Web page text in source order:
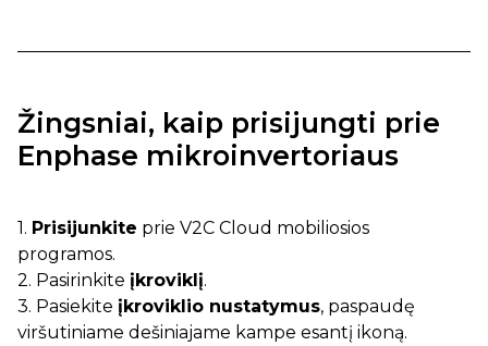
Žingsniai, kaip prisijungti prie
Enphase mikroinvertoriaus
1. Prisijunkite prie V2C Cloud mobiliosios
programos.
2. Pasirinkite įkroviklį.
3. Pasiekite įkroviklio nustatymus, paspaudę
viršutiniame dešiniajame kampe esantį ikoną.